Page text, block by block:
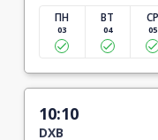
ПН
03
ВТ
04
СР
05
10:10
DXB